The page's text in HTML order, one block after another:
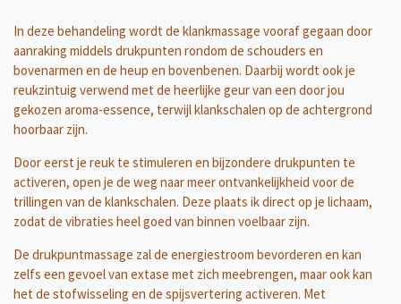
In deze behandeling wordt de klankmassage vooraf gegaan door
aanraking middels drukpunten rondom de schouders en
bovenarmen en de heup en bovenbenen. Daarbij wordt ook je
reukzintuig verwend met de heerlijke geur van een door jou
gekozen aroma-essence, terwijl klankschalen op de achtergrond
hoorbaar zijn.
Door eerst je reuk te stimuleren en bijzondere drukpunten te
activeren, open je de weg naar meer ontvankelijkheid voor de
trillingen van de klankschalen. Deze plaats ik direct op je lichaam,
zodat de vibraties heel goed van binnen voelbaar zijn.
De drukpuntmassage zal de energiestroom bevorderen en kan
zelfs een gevoel van extase met zich meebrengen, maar ook kan
het de stofwisseling en de spijsvertering activeren. Met